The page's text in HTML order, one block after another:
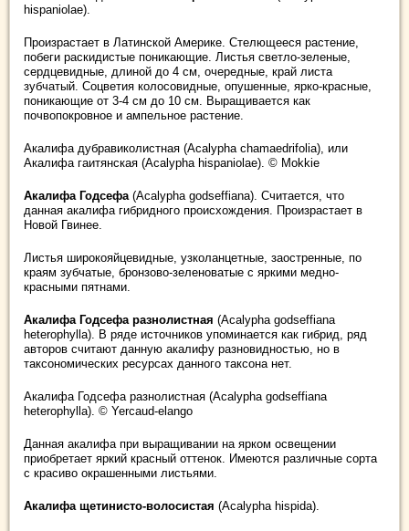
hispaniolae).
Произрастает в Латинской Америке. Стелющееся растение,
побеги раскидистые поникающие. Листья светло-зеленые,
сердцевидные, длиной до 4 см, очередные, край листа
зубчатый. Соцветия колосовидные, опушенные, ярко-красные,
поникающие от 3-4 см до 10 см. Выращивается как
почвопокровное и ампельное растение.
Акалифа дубравиколистная (Acalypha chamaedrifolia), или
Акалифа гаитянская (Acalypha hispaniolae). © Mokkie
Акалифа Годсефа(Acalypha godseffiana). Считается, что
данная акалифа гибридного происхождения. Произрастает в
Новой Гвинее.
Листья широкояйцевидные, узколанцетные, заостренные, по
краям зубчатые, бронзово-зеленоватые с яркими медно-
красными пятнами.
Акалифа Годсефа разнолистная (Acalypha godseffiana
heterophylla). В ряде источников упоминается как гибрид, ряд
авторов считают данную акалифу разновидностью, но в
таксономических ресурсах данного таксона нет.
Акалифа Годсефа разнолистная (Acalypha godseffiana
heterophylla). © Yercaud-elango
Данная акалифа при выращивании на ярком освещении
приобретает яркий красный оттенок. Имеются различные сорта
с красиво окрашенными листьями.
Акалифа щетинисто-волосистая (Acalypha hispida).